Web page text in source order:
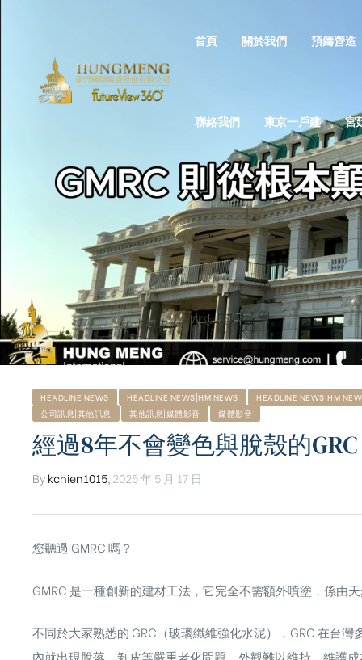
首頁 關於我們 預鑄營造
聯絡我們 東京一戶建 宮
HEADLINE NEWS HEADLINE NEWS|HM NEWS
HEADLINE NEWS|HM
公司訊息|其他訊息
其他訊息|媒體影音 媒體影音
經過8年不會變色與脫殼的
Bykchien1015 2025 年 5 月 17 日
您聽過 GMRC 嗎？
GMRC 是一種創新的建材工法，它完全不需額外噴塗，係由
不同於大家熟悉的 GRC（玻璃纖維強化水泥），GRC 在台
內就出現脫落、剝皮等嚴重老化問題，外觀難以維持，維護